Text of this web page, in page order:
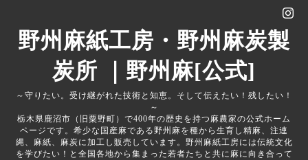
野州麻紙工房・野州麻炭製
炭所 ｜野州麻[公式]
～守りたい。受け継がれた技術と知恵。そして伝えたい！残したい！
～
栃木県鹿沼市（旧粟野町）で400年の歴史を持つ麻農家の公式ホーム
ページです。希少な国産麻である野州麻を種から生育し精麻、注連
縄、麻紙、麻炭に加工し販売しています。野州麻紙工房には伝統文化
を学びたい！と全国各地から集まった若者たちと共に麻に向き合って